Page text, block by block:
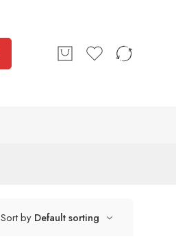
Sort by Default sorting